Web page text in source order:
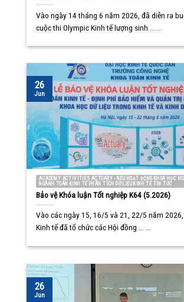
Vào ngày 14 tháng 6 năm 2026, đã diễn ra
cuộc thi Olympic Kinh tế lượng sinh ... ...
ACADEMY ACTIVITIES ACTUARY - NEU HOẠT ĐỘNG KHOA HỌC
NGÀNH TOÁN KINH TẾ PHÂN TÍCH DỮ LIỆU KINH TẾ TIN TỨC
Bảo vệ Khóa luận Tốt nghiệp K64 (5.2026)
Vào các ngày 15, 16/5 và 21, 22/5 năm 2026,
Kinh tế đã tổ chức các Hội đồng ... ...
26
Jun
26
Jun